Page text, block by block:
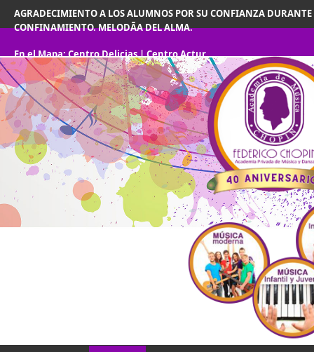
AGRADECIMIENTO A LOS ALUMNOS POR SU CONFIANZA DURANTE
CONFINAMIENTO. MELODÃA DEL ALMA.
En el Mapa:Centro Delicias|Centro Actur